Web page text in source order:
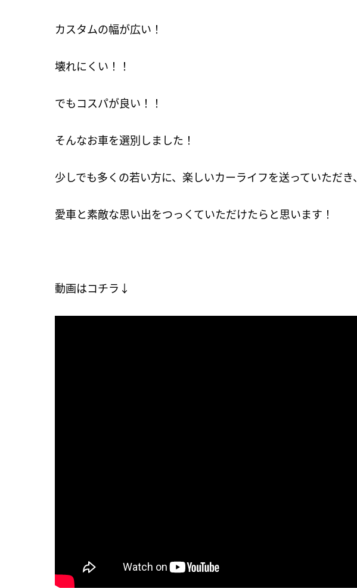
カスタムの幅が広い！
壊れにくい！！
でもコスパが良い！！
そんなお車を選別しました！
少しでも多くの若い方に、楽しいカーライフを送っていただき、
愛車と素敵な思い出をつっくていただけたらと思います！
動画はコチラ↓